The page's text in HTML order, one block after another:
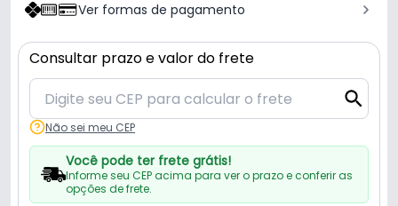
Ver formas de pagamento
Consultar prazo e valor do frete
Não sei meu CEP
Você pode ter frete grátis!
Informe seu CEP acima para ver o prazo e conferir as
opções de frete.